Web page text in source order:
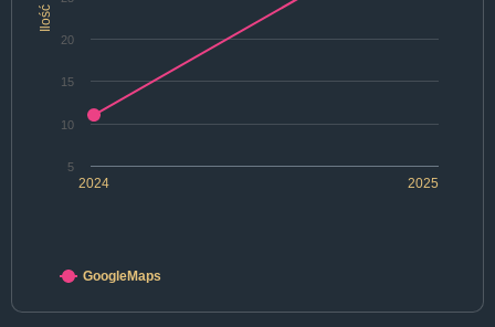
Ilość
2024 2025
5
10
15
20
GoogleMaps